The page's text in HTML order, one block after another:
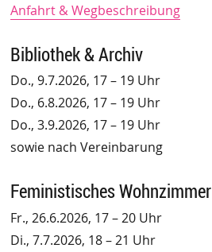
Anfahrt & Wegbeschreibung
Bibliothek & Archiv
Do., 9.7.2026, 17 – 19 Uhr
Do., 6.8.2026, 17 – 19 Uhr
Do., 3.9.2026, 17 – 19 Uhr
sowie nach Vereinbarung
Feministisches Wohnzimmer
Fr., 26.6.2026, 17 – 20 Uhr
Di., 7.7.2026, 18 – 21 Uhr